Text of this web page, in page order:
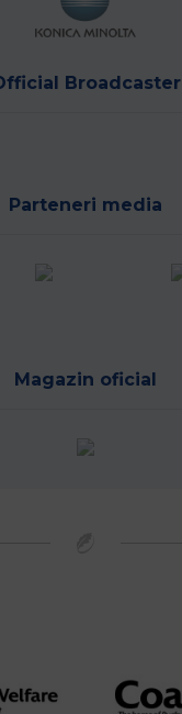
Broadcaster
Parteneri media
Magazin oficial